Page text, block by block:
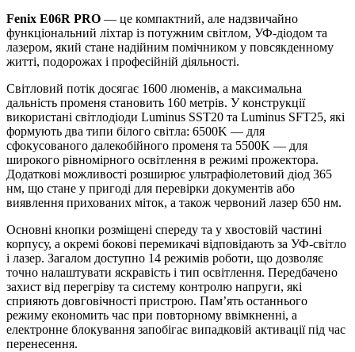
Fenix E06R PRO — це компактний, але надзвичайно
функціональний ліхтар із потужним світлом, УФ-діодом та
лазером, який стане надійним помічником у повсякденному
житті, подорожах і професійній діяльності.
Світловий потік досягає 1600 люменів, а максимальна
дальність променя становить 160 метрів. У конструкції
використані світлодіоди Luminus SST20 та Luminus SFT25, які
формують два типи білого світла: 6500K — для
сфокусованого далекобійного променя та 5500K — для
широкого рівномірного освітлення в режимі прожектора.
Додаткові можливості розширює ультрафіолетовий діод 365
нм, що стане у пригоді для перевірки документів або
виявлення прихованих міток, а також червоний лазер 650 нм.
Основні кнопки розміщені спереду та у хвостовій частині
корпусу, а окремі бокові перемикачі відповідають за УФ-світло
і лазер. Загалом доступно 14 режимів роботи, що дозволяє
точно налаштувати яскравість і тип освітлення. Передбачено
захист від перегріву та систему контролю напруги, які
сприяють довговічності пристрою. Пам’ять останнього
режиму економить час при повторному ввімкненні, а
електронне блокування запобігає випадковій активації під час
перенесення.